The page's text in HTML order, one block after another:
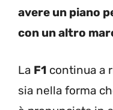
avere un piano
con un altro
La F1 continua a
sia nella forma